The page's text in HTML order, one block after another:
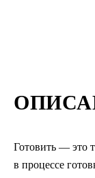
Готовить — это
в процессе